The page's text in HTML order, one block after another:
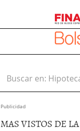
Buscar en:
Publicidad
MAS VISTOS DE